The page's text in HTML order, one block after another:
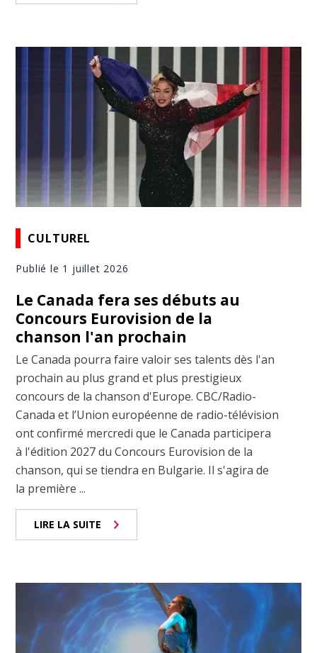
CULTUREL
Publié le 1 juillet 2026
Le Canada fera ses débuts au
Concours Eurovision de la
chanson l'an prochain
Le Canada pourra faire valoir ses talents dès l'an
prochain au plus grand et plus prestigieux
concours de la chanson d'Europe. CBC/Radio-
Canada et l’Union européenne de radio-télévision
ont confirmé mercredi que le Canada participera
à l'édition 2027 du Concours Eurovision de la
chanson, qui se tiendra en Bulgarie. Il s'agira de
la première ...
LIRE LA SUITE